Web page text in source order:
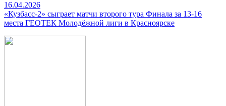
16.04.2026
«Кузбасс-2» сыграет матчи второго тура Финала за 13-16
места ГЕОТЕК Молодёжной лиги в Красноярске